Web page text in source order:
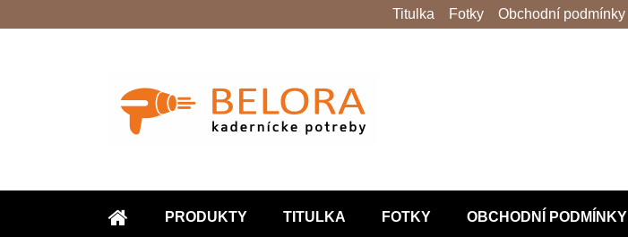
ÚVOD
PRODUKTY TITULKA FOTKY OBCHODNÍ PODMÍNKY
Titulka Fotky Obchodní podmínky